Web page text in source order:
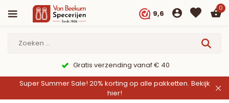
9,6
0
Gratis verzending vanaf € 40
Super Summer Sale! 20% korting op alle pakketten. Bekijk
hier!